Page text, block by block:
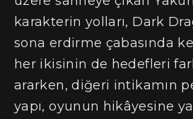
karakterin yolları, Dark
sona erdirme çabasında
her ikisinin de hedefleri
ararken, diğeri intikamın
yapı, oyunun hikâyesine